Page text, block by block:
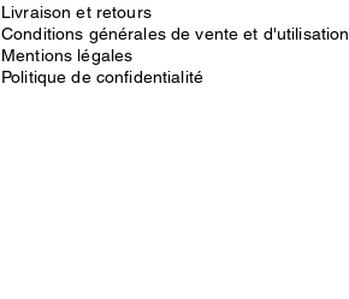
Livraison et retours
Conditions générales de vente et d'utilisation
Mentions légales
Politique de confidentialité